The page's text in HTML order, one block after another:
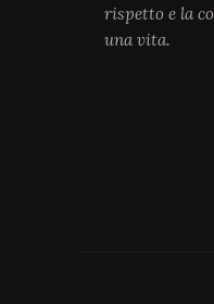
rispetto e la
una vita.